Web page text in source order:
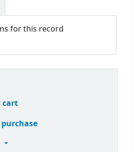
for this record
cart